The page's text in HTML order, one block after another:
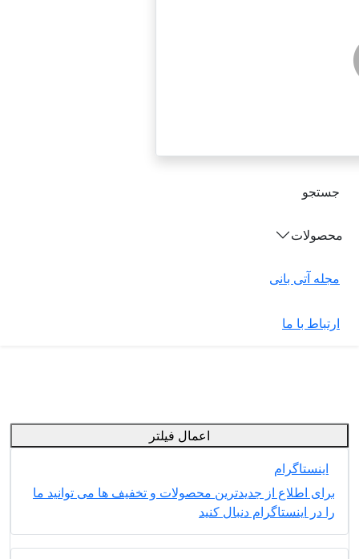
جستجو
محصولات
مجله آتی بانی
ارتباط با ما
اعمال فیلتر
اینستاگرام
برای اطلاع از جدیدترین محصولات و تخفیف ها می توانید ما
را در اینستاگرام دنبال کنید